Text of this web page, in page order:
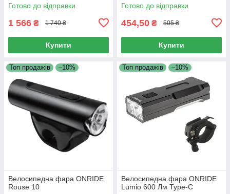
Готово до відправки
1 566 ₴ 1 740 ₴
Купити
Готово до відправки
454,50 ₴ 505 ₴
Купити
Топ продажів –10%
Велосипедна фара ONRIDE
Rouse 10
Топ продажів –10%
Велосипедна фара ONRIDE
Lumio 600 Лм Type-C